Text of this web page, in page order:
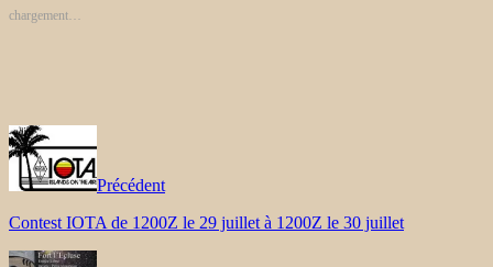
chargement…
Précédent
Contest IOTA de 1200Z le 29 juillet à 1200Z le 30 juillet